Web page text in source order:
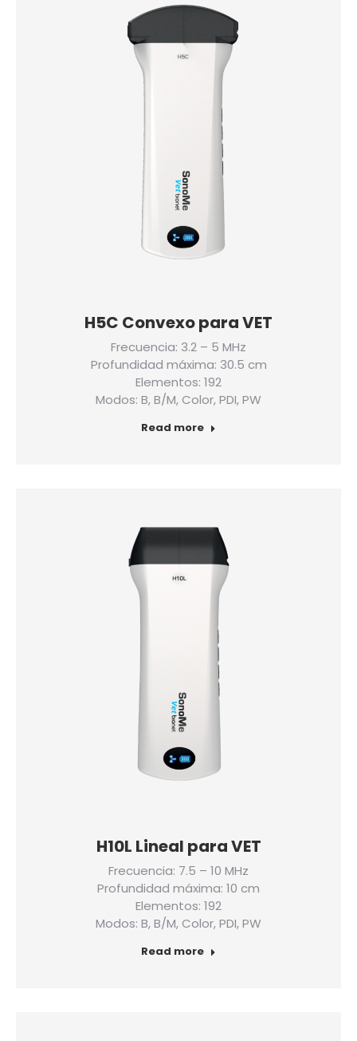
H5C Convexo para VET
Frecuencia: 3.2 – 5 MHz
Profundidad máxima: 30.5 cm
Elementos: 192
Modos: B, B/M, Color, PDI, PW
Read more
H10L Lineal para VET
Frecuencia: 7.5 – 10 MHz
Profundidad máxima: 10 cm
Elementos: 192
Modos: B, B/M, Color, PDI, PW
Read more